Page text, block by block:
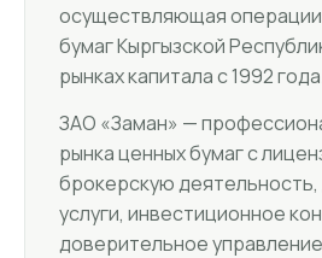
осуществляющая
бумаг Кыргызской
рынках капитала с 1992
ЗАО «Заман» —
рынка ценных бумаг с
брокерскую
услуги, инвестиционное
доверительное